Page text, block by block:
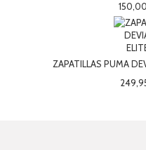
ZAPATILLAS PUMA